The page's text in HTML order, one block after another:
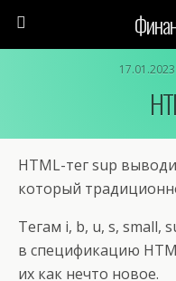
HTML-тег sup
который
Тегам i, b, u, s, small,
в спецификацию
их как нечто новое.